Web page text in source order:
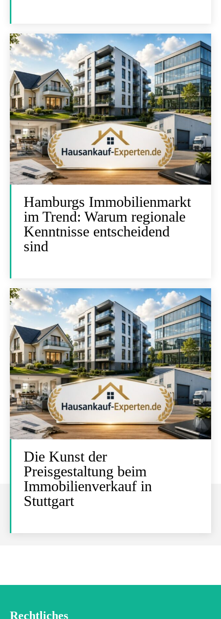
Hamburgs Immobilienmarkt
im Trend: Warum regionale
Kenntnisse entscheidend
sind
Die Kunst der
Preisgestaltung beim
Immobilienverkauf in
Stuttgart
Rechtliches